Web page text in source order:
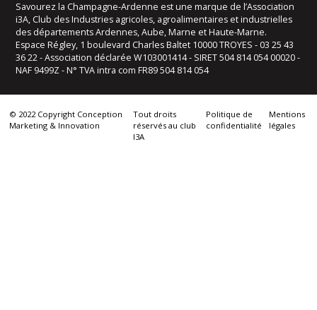
Savourez la Champagne-Ardenne est une marque de l’Association
i3A, Club des Industries agricoles, agroalimentaires et industrielles
des départements Ardennes, Aube, Marne et Haute-Marne.
Espace Régley, 1 boulevard Charles Baltet 10000 TROYES - 03 25 43
36 22 - Association déclarée W103001414 - SIRET 504 814 054 00020 -
NAF 9499Z - N° TVA intra com FR89 504 814 054
© 2022 Copyright Conception
Marketing & Innovation
Tout droits
réservés au club
I3A
Politique de
confidentialité
Mentions
légales